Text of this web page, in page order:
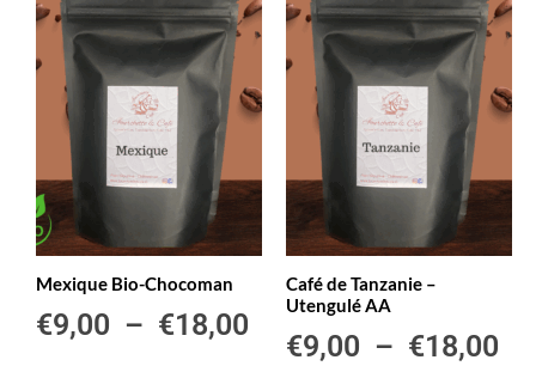
Mexique Bio-Chocoman
€9,00 – €18,00
Café de Tanzanie –
Utengulé AA
€9,00 – €18,00